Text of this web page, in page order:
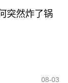
突然炸了锅
08-03